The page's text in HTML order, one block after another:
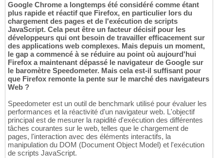
Google Chrome a longtemps été considéré comme étant
plus rapide et réactif que Firefox, en particulier lors du
chargement des pages et de l'exécution de scripts
JavaScript. Cela peut être un facteur décisif pour les
développeurs qui ont besoin de travailler efficacement sur
des applications web complexes. Mais depuis un moment,
le gap a commencé à se réduire au point où aujourd'hui
Firefox a maintenant dépassé le navigateur de Google sur
le baromètre Speedometer. Mais cela est-il suffisant pour
que Firefox remonte la pente sur le marché des navigateurs
Web ?
Speedometer est un outil de benchmark utilisé pour évaluer les
performances et la réactivité d'un navigateur web. L'objectif
principal est de mesurer la rapidité d'exécution des différentes
tâches courantes sur le web, telles que le chargement de
pages, l'interaction avec des éléments interactifs, la
manipulation du DOM (Document Object Model) et l'exécution
de scripts JavaScript.